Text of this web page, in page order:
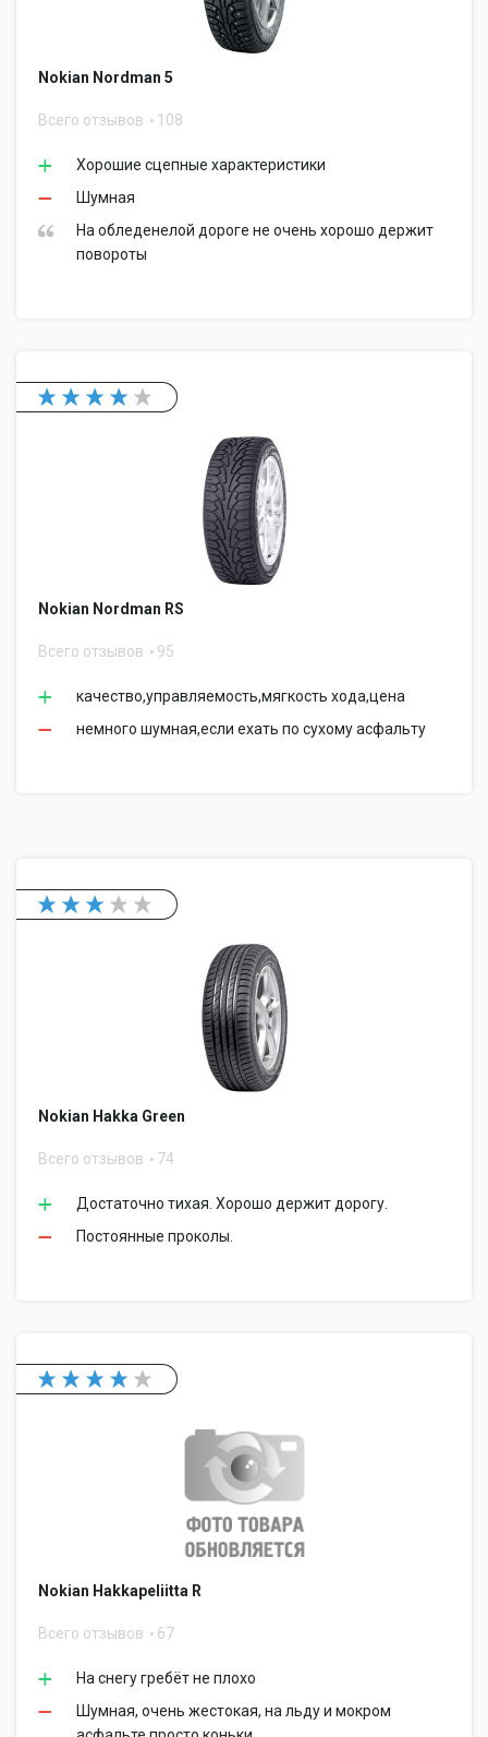
Nokian Nordman 5
Всего отзывов 108
Хорошие сцепные характеристики
Шумная
На обледенелой дороге не очень хорошо держит
повороты
Nokian Nordman RS
Всего отзывов 95
качество,управляемость,мягкость хода,цена
немного шумная,если ехать по сухому асфальту
Nokian Hakka Green
Всего отзывов 74
Достаточно тихая. Хорошо держит дорогу.
Постоянные проколы.
Nokian Hakkapeliitta R
Всего отзывов 67
На снегу гребёт не плохо
Шумная, очень жестокая, на льду и мокром